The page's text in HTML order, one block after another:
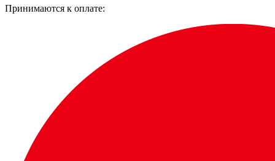
Принимаются к оплате: